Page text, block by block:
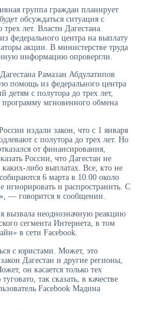
группа граждан планирует
обсуждаться ситуация с
лет. Власти Дагестана
федерального центра на выплату
акции. В министерстве труда
информацию опровергли.
Рамазан Абдулатипов
помощь из федерального центра
детям с полутора до трех лет,
программу мгновенного обмена
издали закон, что с 1 января
с полутора до трех лет. Но
от финансирования,
России, что Дагестан не
либо выплатах. Все, кто не
6 марта в 10.00 около
игнорировать и распространить. С
— говорится в сообщении.
вызвала неоднозначную реакцию
сегмента Интернета, в том
в сети Facebook.
с юристами. Может, это
Дагестан и другие регионы,
он касается только тех
так сказать, в качестве
Facebook Мадина